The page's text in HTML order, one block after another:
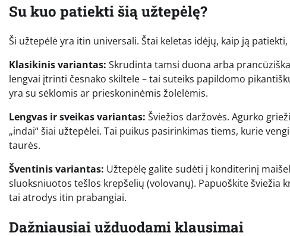
Su kuo patiekti šią užtepėlę?
Ši užtepėlė yra itin universali. Štai keletas idėjų, kaip ją
Klasikinis variantas: Skrudinta tamsi duona arba
lengvai įtrinti česnako skiltele – tai suteiks papildomo
yra su sėklomis ar prieskoninėmis žolelėmis.
Lengvas ir sveikas variantas: Šviežios daržovės. Agurko
„indai“ šiai užtepėlei. Tai puikus pasirinkimas tiems, kurie
taurės.
Šventinis variantas: Užtepėlę galite sudėti į konditerinį
sluoksniuotos tešlos krepšelių (volovanų). Papuoškite šviežia
tai atrodys itin prabangiai.
Dažniausiai užduodami klausimai